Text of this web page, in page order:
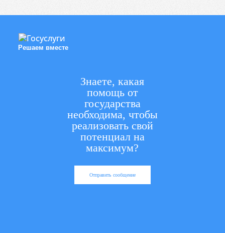
Решаем вместе
Знаете, какая
помощь от
государства
необходима, чтобы
реализовать свой
потенциал на
максимум?
Отправить сообщение